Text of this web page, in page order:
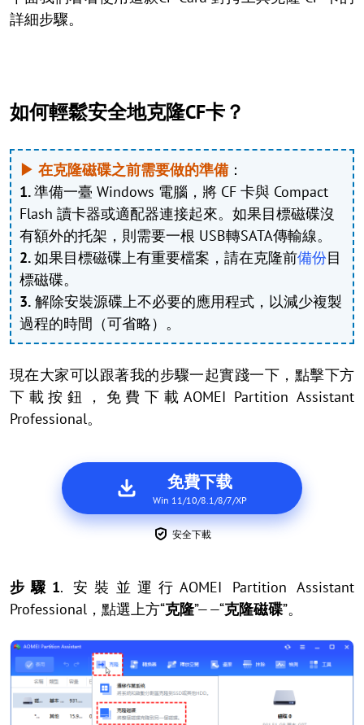
詳細步驟。
如何輕鬆安全地克隆CF卡？
▶ 在克隆磁碟之前需要做的準備：
1.準備一臺 Windows 電腦，將 CF 卡與 Compact
Flash 讀卡器或適配器連接起來。如果目標磁碟沒
有額外的托架，則需要一根 USB轉SATA傳輸線。
2.如果目標磁碟上有重要檔案，請在克隆前備份目
標磁碟。
3. 解除安裝源碟上不必要的應用程式，以減少複製
過程的時間（可省略）。
現在大家可以跟著我的步驟一起實踐一下，點擊下方
下載按鈕，免費下載AOMEI Partition Assistant
Professional。
免費下载
Win 11/10/8.1/8/7/XP
安全下載
步驟1. 安裝並運行AOMEI Partition Assistant
Professional，點選上方“克隆”——“克隆磁碟”。